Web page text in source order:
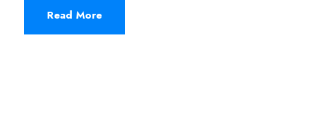
Read More